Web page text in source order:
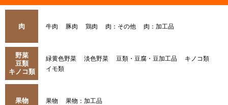
肉 牛肉 豚肉 鶏肉 肉：その他 肉：加工品
野菜
豆類
キノコ類
緑黄色野菜 淡色野菜 豆類・豆腐・豆加工品
キノコ類
イモ類
果物 果物 果物：加工品